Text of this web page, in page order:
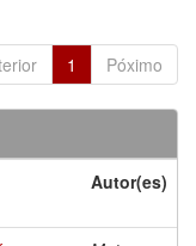
1 Póximo
Autor(es)